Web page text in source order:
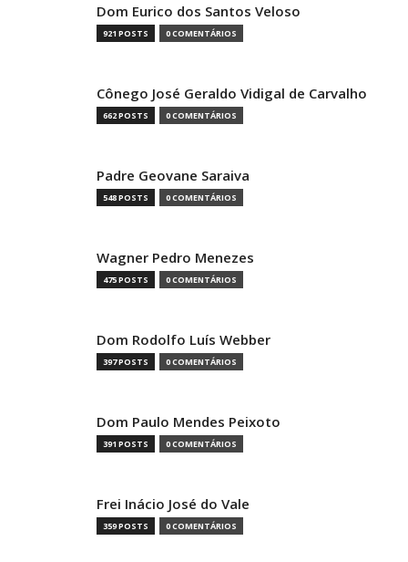
Dom Eurico dos Santos Veloso
921 POSTS 0 COMENTÁRIOS
Cônego José Geraldo Vidigal de Carvalho
662 POSTS 0 COMENTÁRIOS
Padre Geovane Saraiva
548 POSTS 0 COMENTÁRIOS
Wagner Pedro Menezes
475 POSTS 0 COMENTÁRIOS
Dom Rodolfo Luís Webber
397 POSTS 0 COMENTÁRIOS
Dom Paulo Mendes Peixoto
391 POSTS 0 COMENTÁRIOS
Frei Inácio José do Vale
359 POSTS 0 COMENTÁRIOS